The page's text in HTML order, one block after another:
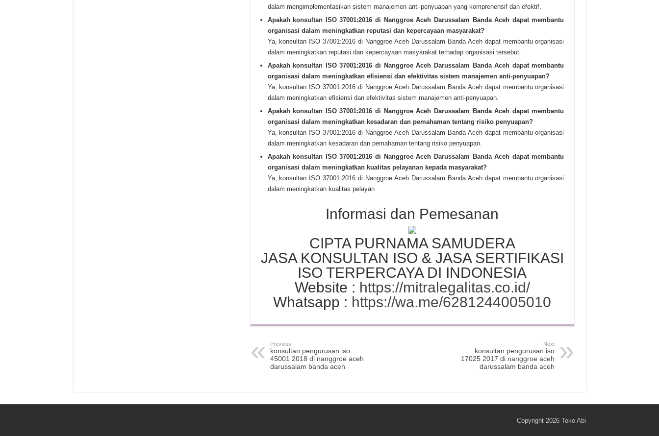
dalam mengimplementasikan sistem manajemen anti-penyuapan yang komprehensif dan efektif.
Apakah konsultan ISO 37001:2016 di Nanggroe Aceh Darussalam Banda Aceh dapat membantu
organisasi dalam meningkatkan reputasi dan kepercayaan masyarakat?
Ya, konsultan ISO 37001:2016 di Nanggroe Aceh Darussalam Banda Aceh dapat membantu organisasi
dalam meningkatkan reputasi dan kepercayaan masyarakat terhadap organisasi tersebut.
Apakah konsultan ISO 37001:2016 di Nanggroe Aceh Darussalam Banda Aceh dapat membantu
organisasi dalam meningkatkan efisiensi dan efektivitas sistem manajemen anti-penyuapan?
Ya, konsultan ISO 37001:2016 di Nanggroe Aceh Darussalam Banda Aceh dapat membantu organisasi
dalam meningkatkan efisiensi dan efektivitas sistem manajemen anti-penyuapan.
Apakah konsultan ISO 37001:2016 di Nanggroe Aceh Darussalam Banda Aceh dapat membantu
organisasi dalam meningkatkan kesadaran dan pemahaman tentang risiko penyuapan?
Ya, konsultan ISO 37001:2016 di Nanggroe Aceh Darussalam Banda Aceh dapat membantu organisasi
dalam meningkatkan kesadaran dan pemahaman tentang risiko penyuapan.
Apakah konsultan ISO 37001:2016 di Nanggroe Aceh Darussalam Banda Aceh dapat membantu
organisasi dalam meningkatkan kualitas pelayanan kepada masyarakat?
Ya, konsultan ISO 37001:2016 di Nanggroe Aceh Darussalam Banda Aceh dapat membantu organisasi
dalam meningkatkan kualitas pelayan
Informasi dan Pemesanan
CIPTA PURNAMA SAMUDERA
JASA KONSULTAN ISO & JASA SERTIFIKASI
ISO TERPERCAYA DI INDONESIA
Website : https://mitralegalitas.co.id/
Whatsapp : https://wa.me/6281244005010
Previous
konsultan pengurusan iso
45001 2018 di nanggroe aceh
darussalam banda aceh
Next
konsultan pengurusan iso
17025 2017 di nanggroe aceh
darussalam banda aceh
Copyright 2026 Toko Abi